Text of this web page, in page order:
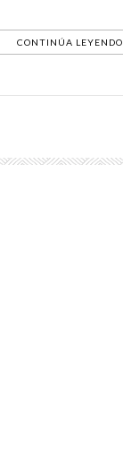
CONTINÚA LEYENDO